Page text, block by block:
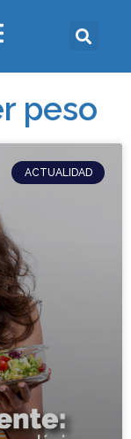
peso
ACTUALIDAD